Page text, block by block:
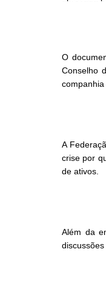
O
Conselho
A
crise por
de ativos.
Além da